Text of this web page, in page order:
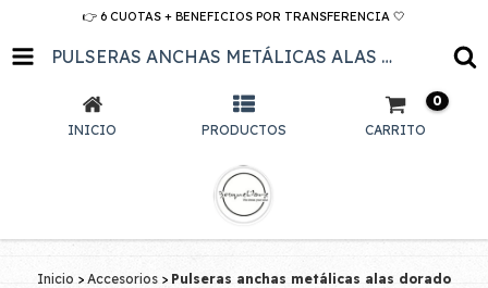
👉 6 CUOTAS + BENEFICIOS POR TRANSFERENCIA 🤍
PULSERAS ANCHAS METÁLICAS ALAS DORADO
INICIO PRODUCTOS CARRITO
0
Inicio > Accesorios > Pulseras anchas metálicas alas dorado